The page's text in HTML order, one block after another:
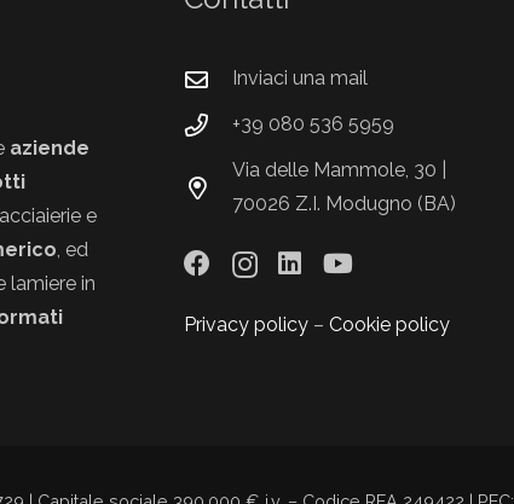
aziende
e
, ed
lamiere in
Inviaci una mail
+39 080 536 5959
Via delle Mammole, 30 |
70026 Z.I. Modugno (BA)
Privacy policy – Cookie policy